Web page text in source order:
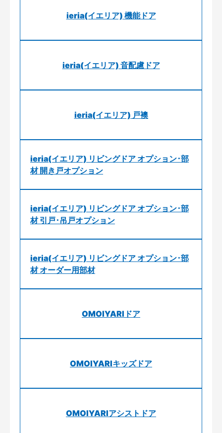
ieria(イエリア) 機能ドア
ieria(イエリア) 音配慮ドア
ieria(イエリア) 戸襖
ieria(イエリア) リビングドア オプション･部
材 開き戸オプション
ieria(イエリア) リビングドア オプション･部
材 引戸･吊戸オプション
ieria(イエリア) リビングドア オプション･部
材 オーダー用部材
OMOIYARIドア
OMOIYARIキッズドア
OMOIYARIアシストドア